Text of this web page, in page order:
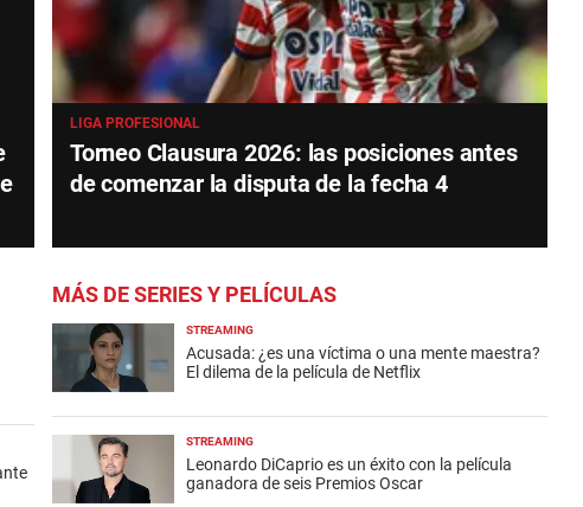
LIGA PROFESIONAL
Torneo Clausura 2026: las posiciones antes
de comenzar la disputa de la fecha 4
MÁS DE SERIES Y PELÍCULAS
STREAMING
Acusada: ¿es una víctima o una mente maestra?
El dilema de la película de Netflix
STREAMING
Leonardo DiCaprio es un éxito con la película
ganadora de seis Premios Oscar